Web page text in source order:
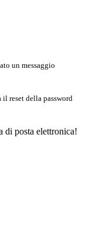
un messaggio
reset della password
di posta elettronica!